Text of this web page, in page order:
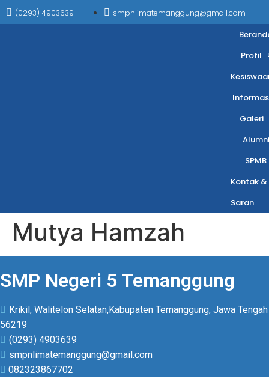
(0293) 4903639 smpnlimatemanggung@gmail.com
Profil
Galeri
Alumni
SPMB
Kontak &
Saran
Mutya Hamzah
SMP Negeri 5 Temanggung
Krikil, Walitelon Selatan,Kabupaten Temanggung, Jawa Tengah
56219
(0293) 4903639
smpnlimatemanggung@gmail.com
082323867702